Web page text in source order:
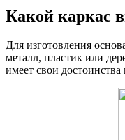
Какой каркас
Для изготовления
металл, пластик или
имеет свои достоинства